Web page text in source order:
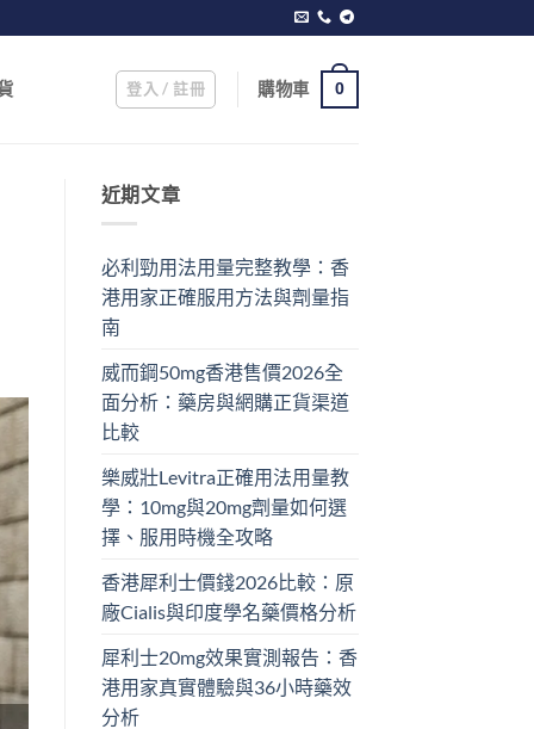
登入 / 註冊 購物車 0
近期文章
必利勁用法用量完整教學：香
港用家正確服用方法與劑量指
南
威而鋼50mg香港售價2026全
面分析：藥房與網購正貨渠道
比較
樂威壯Levitra正確用法用量教
學：10mg與20mg劑量如何選
擇、服用時機全攻略
香港犀利士價錢2026比較：原
廠Cialis與印度學名藥價格分析
犀利士20mg效果實測報告：香
港用家真實體驗與36小時藥效
分析